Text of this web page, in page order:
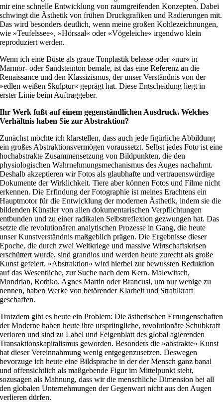
mir eine schnelle Entwicklung von raumgreifenden Konzepten. Dabei
schwingt die Ästhetik von frühen Druckgrafiken und Radierungen mit.
Das wird besonders deutlich, wenn meine großen Kohlezeichnungen,
wie »Teufelssee«, »Hörsaal« oder «Vögeleiche« irgendwo klein
reproduziert werden.
Wenn ich eine Büste als graue Tonplastik belasse oder »nur« in
Marmor- oder Sandsteinton bemale, ist das eine Referenz an die
Renaissance und den Klassizismus, der unser Verständnis von der
»edlen weißen Skulptur« geprägt hat. Diese Entscheidung liegt in
erster Linie beim Auftraggeber.
Ihr Werk fußt auf einem gegenständlichen Ausdruck. Welches
Verhältnis haben Sie zur Abstraktion?
Zunächst möchte ich klarstellen, dass auch jede figürliche Abbildung
ein großes Abstraktionsvermögen voraussetzt. Selbst jedes Foto ist eine
hochabstrakte Zusammensetzung von Bildpunkten, die den
physiologischen Wahrnehmungsmechanismus des Auges nachahmt.
Deshalb akzeptieren wir Fotos als glaubhafte und vertrauenswürdige
Dokumente der Wirklichkeit. Tiere aber können Fotos und Filme nicht
erkennen. Die Erfindung der Fotographie ist meines Erachtens ein
Hauptmotor für die Entwicklung der modernen Ästhetik, indem sie die
bildenden Künstler von allen dokumentarischen Verpflichtungen
entbunden und zu einer radikalen Selbstreflexion gezwungen hat. Das
setzte die revolutionären analytischen Prozesse in Gang, die heute
unser Kunstverständnis maßgeblich prägen. Die Ergebnisse dieser
Epoche, die durch zwei Weltkriege und massive Wirtschaftskrisen
erschüttert wurde, sind grandios und werden heute zurecht als große
Kunst gefeiert. »Abstraktion« wird hierbei zur bewussten Reduktion
auf das Wesentliche, zur Suche nach dem Kern. Malewitsch,
Mondrian, Rothko, Agnes Martin oder Brancusi, um nur wenige zu
nennen, haben Werke von betörender Klarheit und Strahlkraft
geschaffen.
Trotzdem gibt es heute ein Problem: Die ästhetischen Errungenschaften
der Moderne haben heute ihre ursprüngliche, revolutionäre Schubkraft
verloren und sind zu Label und Feigenblatt des global agierenden
Transaktionskapitalismus geworden. Besonders die »abstrakte« Kunst
hat dieser Vereinnahmung wenig entgegenzusetzen. Deswegen
bevorzuge ich heute eine Bildsprache in der der Mensch ganz banal
und offensichtlich als maßgebende Figur im Mittelpunkt steht,
sozusagen als Mahnung, dass wir die menschliche Dimension bei all
den globalen Unternehmungen der Gegenwart nicht aus den Augen
verlieren dürfen.